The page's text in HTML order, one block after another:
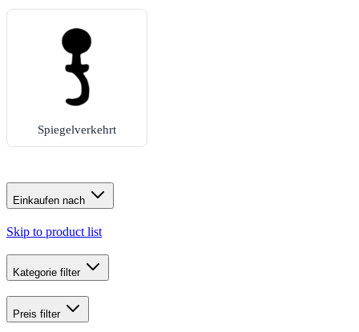
Spiegelverkehrt
Einkaufen nach
Skip to product list
Kategorie filter
Preis filter